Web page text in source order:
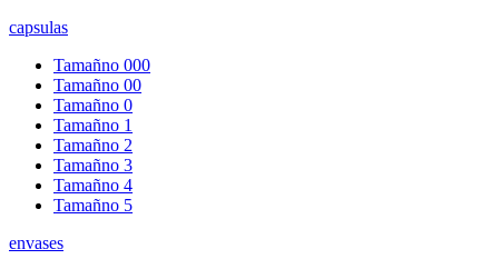
capsulas
Tamañno 000
Tamañno 00
Tamañno 0
Tamañno 1
Tamañno 2
Tamañno 3
Tamañno 4
Tamañno 5
envases